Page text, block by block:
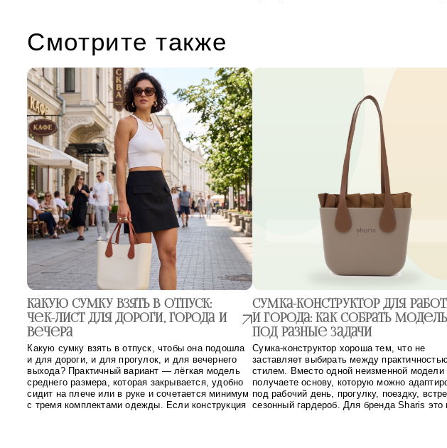
Смотрите также
Какую сумку взять в отпуск:
чек-лист для дороги, города и
вечера
Какую сумку взять в отпуск, чтобы она подошла
и для дороги, и для прогулок, и для вечернего
выхода? Практичный вариант — лёгкая модель
среднего размера, которая закрывается, удобно
сидит на плече или в руке и сочетается минимум
с тремя комплектами одежды. Если конструкция
Сумка-конструктор для
и города: как собрать модель
под разные задачи
Сумка-конструктор хороша тем, что не
заставляет выбирать между
стилем. Вместо одной неизменной модели
получаете основу, которую можно
под рабочий день, прогулку, поездку,
сезонный гардероб. Для бренда Sharis это